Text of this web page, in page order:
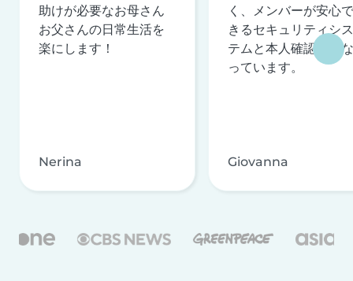
助けが必要なお母さん
お父さんの日常生活を
楽にします！
Nerina
く、メンバーが安心で
きるセキュリティシス
テムと本人確認を行な
っています。
Giovanna